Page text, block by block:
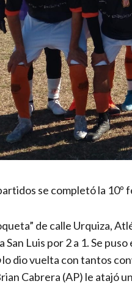
se completó la
de calle Urquiza,
San Luis por 2 a 1. Se
lo dio vuelta con tantos
Cabrera (AP) le atajó